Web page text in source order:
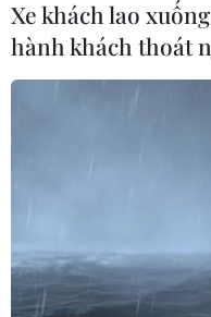
Email:
© Bản quyền thuộc về
mọi hình thức nếu không
Xe khách lao
hành khách thoát